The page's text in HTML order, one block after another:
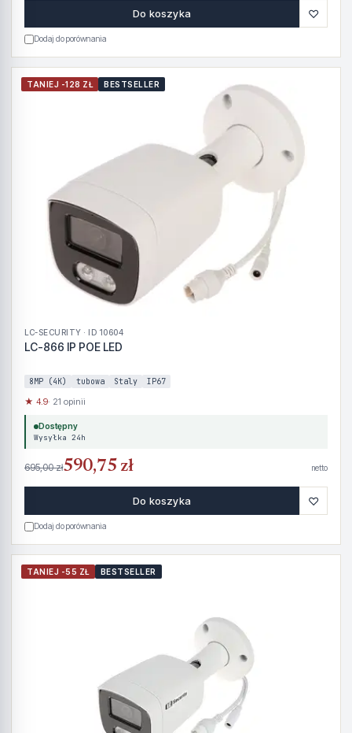
Do koszyka ♡
Dodaj do porównania
TANIEJ -128 ZŁ BESTSELLER
LC-SECURITY · ID 10604
LC-866 IP POE LED
8MP (4K) tubowa Staly IP67
★ 4.9· 21 opinii
Dostępny
Wysyłka 24h
695,00 zł590,75 zł netto
Do koszyka ♡
Dodaj do porównania
TANIEJ -55 ZŁ BESTSELLER